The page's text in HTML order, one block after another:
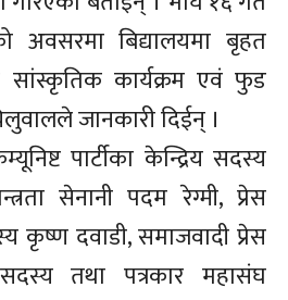
बिद्यालयमा बृहत
सांस्कृतिक कार्यक्रम एवं फुड
जानकारी दिईन् ।
पार्टीका केन्द्रिय सदस्य
सेनानी पदम रेग्मी, प्रेस
कृष्ण दवाडी, समाजवादी प्रेस
तथा पत्रकार महासंघ